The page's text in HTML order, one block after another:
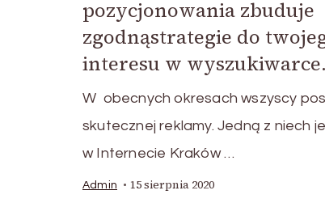
pozycjonowania zbuduje
zgodnąstrategie do
interesu w wyszukiwarce.
W obecnych okresach wszyscy
skutecznej reklamy. Jedną z niech
w Internecie Kraków …
Admin 15 sierpnia 2020